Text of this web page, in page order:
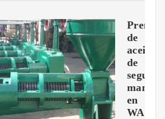
Prensa
de
aceite
de
mano
en